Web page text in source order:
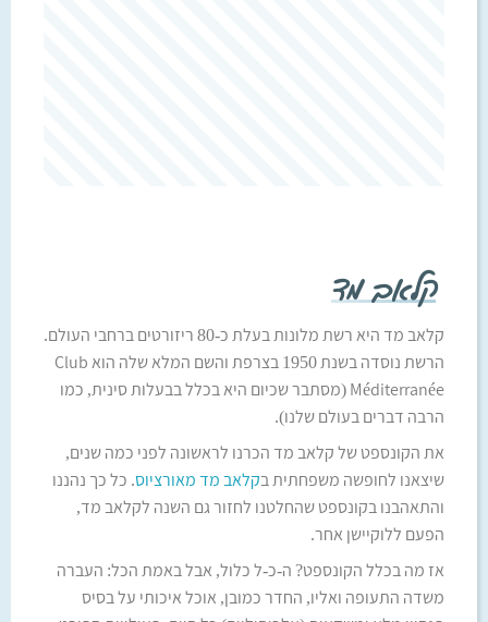
קלאב מד
קלאב מד היא רשת מלונות בעלת כ-80 ריזורטים ברחבי העולם.
הרשת נוסדה בשנת 1950 בצרפת והשם המלא שלה הוא Club
Méditerranée (מסתבר שכיום היא בכלל בבעלות סינית, כמו
הרבה דברים בעולם שלנו).
את הקונספט של קלאב מד הכרנו לראשונה לפני כמה שנים,
שיצאנו לחופשה משפחתית בקלאב מד מאורציוס. כל כך נהננו
והתאהבנו בקונספט שהחלטנו לחזור גם השנה לקלאב מד,
הפעם ללוקיישן אחר.
אז מה בכלל הקונספט? ה-כ-ל כלול, אבל באמת הכל: העברה
משדה התעופה ואליו, החדר כמובן, אוכל איכותי על בסיס